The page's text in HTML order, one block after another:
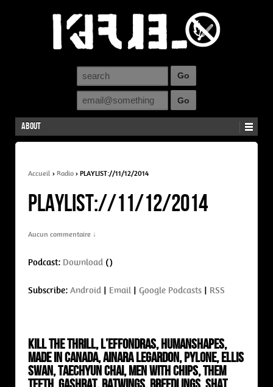
About
Accueil › Radio › PLAYLIST://11/12/2014
PLAYLIST://11/12/2014
Aucun commentaire ↓
Podcast: Download ()
Subscribe: Android Email Google Podcasts RSS
Kill The Thrill, L’Effondras, Humanshapes,
Made In Canada, Ainara Legardon, Pylone, Ellis
Swan,Taechyun Chai, Men With Chips, Them